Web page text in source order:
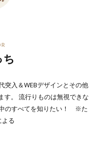
ち
突入＆WEBデザインとその他
す。 流行りものは無視できな
のすべてを知りたい！ ※た
よる